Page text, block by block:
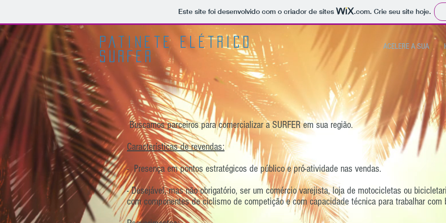
Este site foi desenvolvido com o criador de sites .com. Crie seu site hoje.
patinete elÉtrico
SURFER
ACELERE A SUA
Buscamos parceiros para comercializar a SURFER em sua região.
Características de revendas:
- Presença em pontos estratégicos de público e pró-atividade nas vendas.
- Desejável, mas não obrigatório, ser um comércio varejista, loja de motocicletas ou
com componentes de ciclismo de competição e com capacidade técnica para trabalhar